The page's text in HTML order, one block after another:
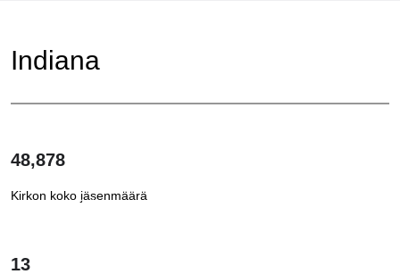
Indiana
48,878
Kirkon koko jäsenmäärä
1 /
13